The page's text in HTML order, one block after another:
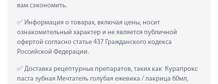
вам сэкономить.
Информация о товарах, включая цены, носит
ознакомительный характер и не является публичной
офертой согласно статье 437 Гражданского кодекса
Российской Федерации.
Доставка рецептурных препаратов, таких как  Курапрокс
паста зубная Мечтатель голубая ежевика / лакрица 60мл,